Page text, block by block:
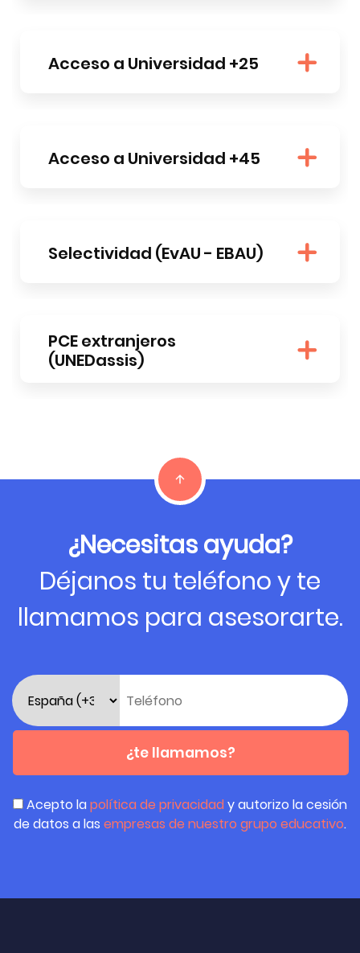
Acceso a Universidad +25
Acceso a Universidad +45
Selectividad (EvAU - EBAU)
PCE extranjeros
(UNEDassis)
¿Necesitas ayuda?
Déjanos tu teléfono y te
llamamos para asesorarte.
¿te llamamos?
Acepto lapolítica de privacidady autorizo la cesión
de datos a las empresas de nuestro grupo educativo.